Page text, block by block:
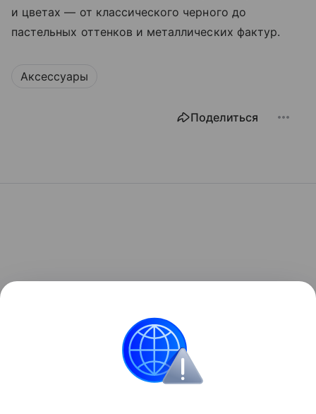
и цветах — от классического черного до
пастельных оттенков и металлических фактур.
Аксессуары
Поделиться